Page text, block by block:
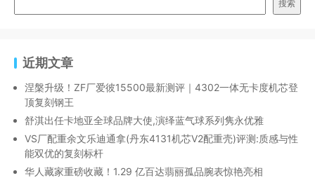
搜索
近期文章
涅槃升级！ZF厂爱彼15500最新测评｜4302一体无卡度机芯登
顶复刻钢王
舒淇出任卡地亚全球品牌大使,演绎蓝气球系列隽永优雅
VS厂配重余文乐迪通拿(丹东4131机芯V2配重壳)评测:质感与性
能双优的复刻标杆
华人藏家重磅收藏！1.29 亿百达翡丽孤品腕表惊艳亮相